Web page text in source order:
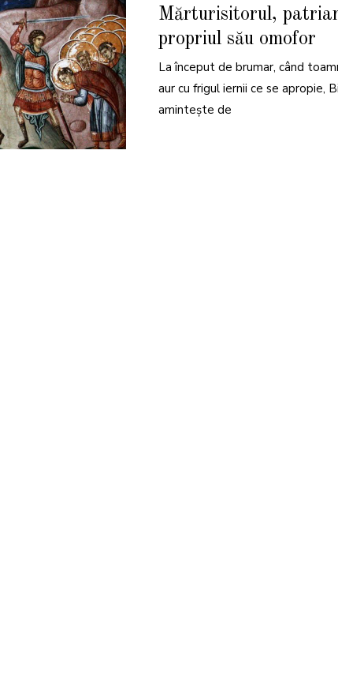
M
B
R
I
0
4
Mărturisitorul,
propriul său omofor
La început de brumar, când
aur cu frigul iernii ce se apropie,
amintește de